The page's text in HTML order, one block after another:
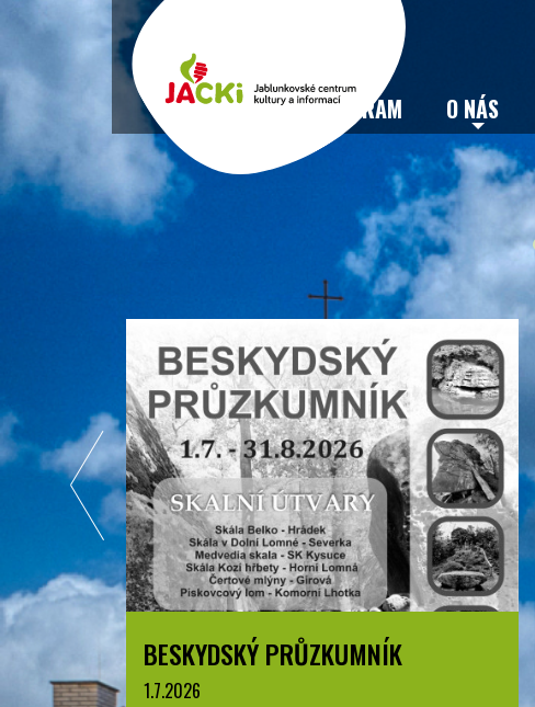
VSTUPENKY PROGRAM O NÁS
LETNÍ KINO V PARKU A. SZPYRCE
JABLUNKOV